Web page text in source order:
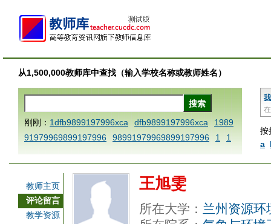
从1,500,000教师库中查找（输入学校名称或教师姓名）
按
a
刚刚： 1dfb9899197996xca dfb9899197996xca
1989
91979969899197996
98991979969899197996 1
1
AAABBBCCCdefine blablaenddefine dfbxyzendtemplat
a
1dfbmath key98991 methodmultiply operand97996x
ca
1dfbsetx9899197996xxca
3
1dfbzzzzzzzzbbbccccdddeeexcareplacezo
1printdf
教师主页
评论留言
教学资源
王旭雯
所在大学： 兰州资源环